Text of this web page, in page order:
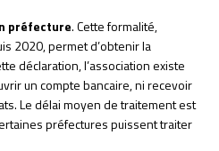
préfecture. Cette formalité,
2020, permet d’obtenir la
déclaration, l’association existe
un compte bancaire, ni recevoir
Le délai moyen de traitement est
préfectures puissent traiter